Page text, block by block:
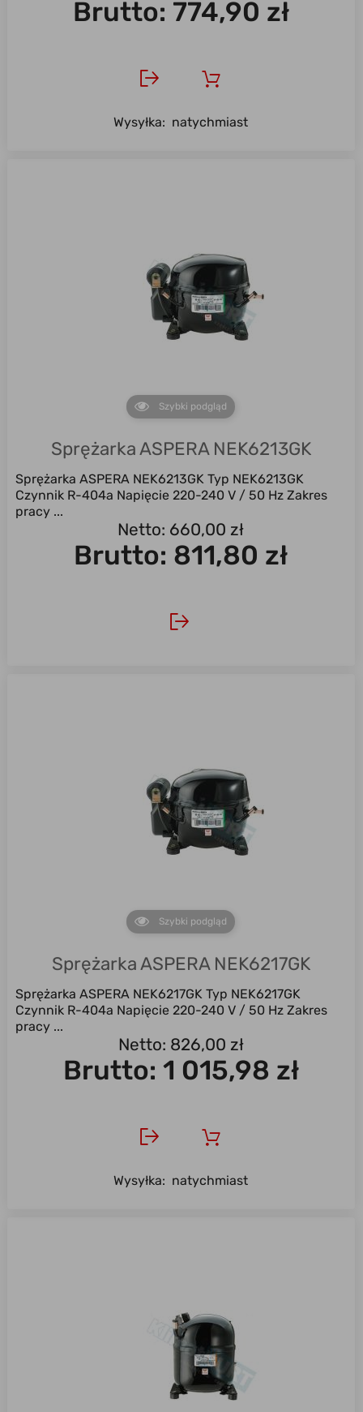
Brutto: 774,90 zł
Wysyłka: natychmiast
Szybki podgląd
Sprężarka ASPERA NEK6213GK
Sprężarka ASPERA NEK6213GK Typ NEK6213GK
Czynnik R-404a Napięcie 220-240 V / 50 Hz Zakres
pracy ...
Netto: 660,00 zł
Brutto: 811,80 zł
Szybki podgląd
Sprężarka ASPERA NEK6217GK
Sprężarka ASPERA NEK6217GK Typ NEK6217GK
Czynnik R-404a Napięcie 220-240 V / 50 Hz Zakres
pracy ...
Netto: 826,00 zł
Brutto: 1 015,98 zł
Wysyłka: natychmiast